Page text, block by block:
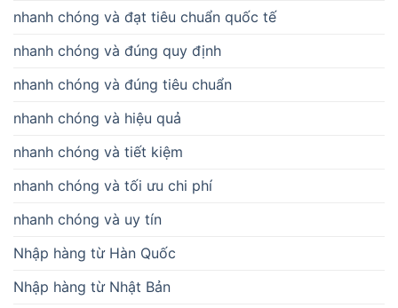
nhanh chóng và đạt tiêu chuẩn quốc tế
nhanh chóng và đúng quy định
nhanh chóng và đúng tiêu chuẩn
nhanh chóng và hiệu quả
nhanh chóng và tiết kiệm
nhanh chóng và tối ưu chi phí
nhanh chóng và uy tín
Nhập hàng từ Hàn Quốc
Nhập hàng từ Nhật Bản